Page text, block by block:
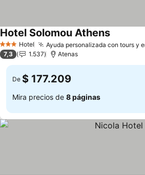
3 Estrellas
Hotel Ayuda personalizada con tours y
Hotel Solomou Athens
7,3 1.537 Atenas
De $ 177.209
Mira precios de 8 páginas